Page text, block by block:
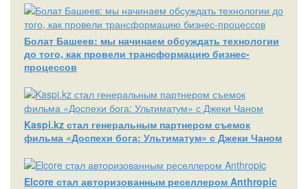
Болат Башеев: мы начинаем обсуждать технологии
до того, как провели трансформацию бизнес-
процессов
Kaspi.kz стал генеральным партнером съемок
фильма «Доспехи бога: Ультиматум» с Джеки Чаном
Elcore стал авторизованным реселлером Anthropic